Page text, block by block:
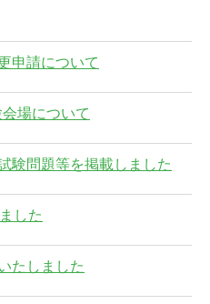
申請について
場について
験問題等を掲載しました
した
たしました